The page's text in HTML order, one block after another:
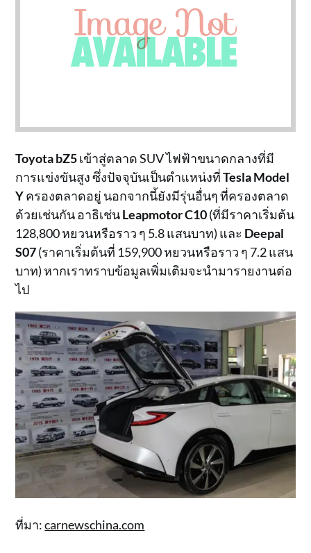
Toyota bZ5เข้าสู่ตลาด SUV ไฟฟ้าขนาดกลางที่มี
การแข่งขันสูง ซึ่งปัจจุบันเป็นตำแหน่งที่Tesla Model
Yครองตลาดอยู่ นอกจากนี้ยังมีรุ่นอื่นๆ ที่ครองตลาด
ด้วยเช่นกัน อาธิเช่นLeapmotor C10(ที่มีราคาเริ่มต้น
128,800 หยวนหรือราว ๆ 5.8 แสนบาท) และ Deepal
S07(ราคาเริ่มต้นที่ 159,900 หยวนหรือราว ๆ 7.2 แสน
บาท) หากเราทราบข้อมูลเพิ่มเติมจะนำมารายงานต่อ
ไป
ที่มา:carnewschina.com